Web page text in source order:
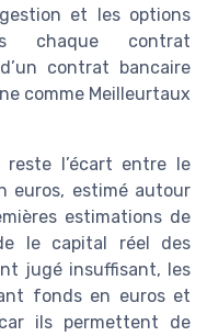
et les options
chaque contrat
contrat bancaire
comme Meilleurtaux
l’écart entre le
euros, estimé autour
estimations de
le capital réel des
jugé insuffisant, les
fonds en euros et
ils permettent de